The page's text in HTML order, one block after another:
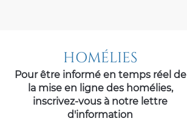
HOMÉLIES
Pour être informé en temps réel de
la mise en ligne des homélies,
inscrivez-vous à notre lettre
d'information